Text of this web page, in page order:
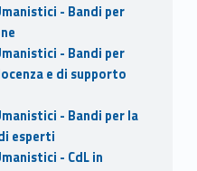
- Bandi per
- Bandi per
e di supporto
- Bandi per la
esperti
- CdL in